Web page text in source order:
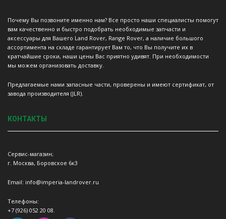
Почему Вы позвоните именно нам? Все просто наши специалисты помогут
вам качественно и быстро подобрать необходимые запчасти и
аксессуары для Вашего Land Rover, Range Rover, а наличие большого
ассортимента на складе гарантирует Вам то, что Вы получите их в
кратчайшие сроки, наши цены Вас приятно удивят. При необходимости
мы можем организовать доставку.
Предлагаемые нами запасные части, проверены и имеют сертификат, от
завода производителя (JLR).
КОНТАКТЫ
Сервис-магазин;
г. Москва, Боровское 6к3
Email: info@imperia-landrover.ru
Телефоны:
+7 (926) 052 20 08.